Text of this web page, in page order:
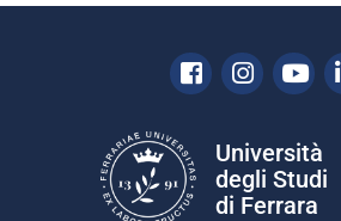
Facebook
Università
degli Studi
di Ferrara